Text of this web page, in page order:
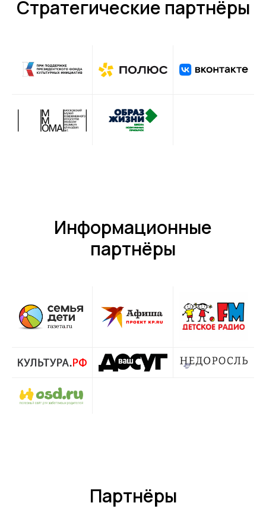
Стратегические партнёры
Информационные
партнёры
Партнёры